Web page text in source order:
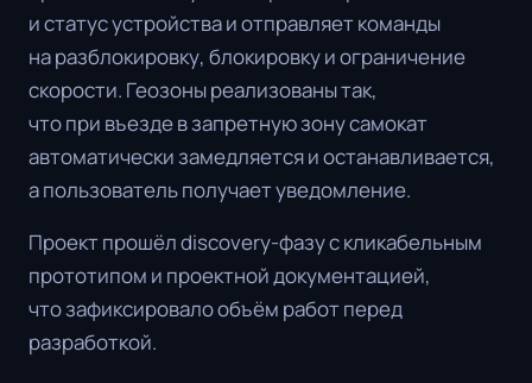
и статус устройства и отправляет команды
на разблокировку, блокировку и ограничение
скорости. Геозоны реализованы так,
что при въезде в запретную зону самокат
автоматически замедляется и останавливается,
а пользователь получает уведомление.
Проект прошёл discovery-фазу с кликабельным
прототипом и проектной документацией,
что зафиксировало объём работ перед
разработкой.